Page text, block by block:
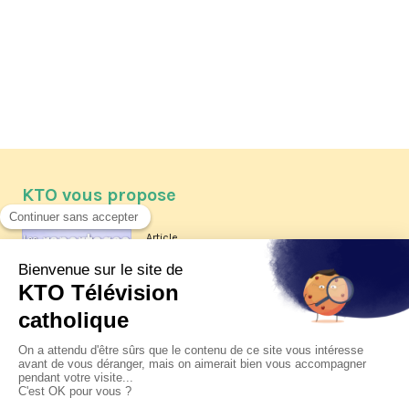
KTO vous propose
Article
Les reportages d'été 2026 de KTO
La visite pastorale du pape Léon
XIV à Assise à suivre sur KTO le
jeudi 6 août